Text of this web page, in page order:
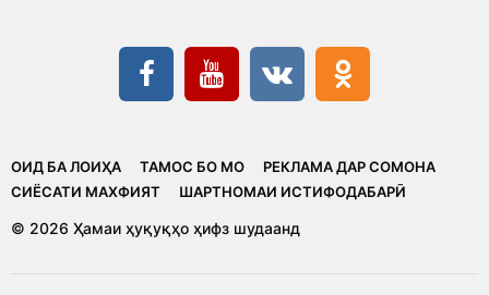
ОИД БА ЛОИҲА ТАМОС БО МО
РЕКЛАМА ДАР СОМОНА
CИЁСАТИ МАХФИЯТ
ШАРТНОМАИ ИСТИФОДАБАРӢ
© 2026 Ҳамаи ҳуқуқҳо ҳифз шудаанд